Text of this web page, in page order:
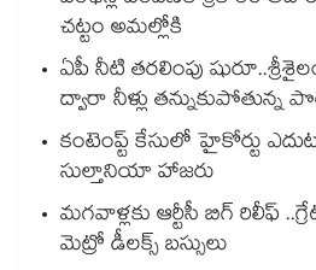
చట్టం అమల్లోకి
ఏపీ నీటి తరలింపు
ద్వారా నీళ్లు తన్నుకుపోతున్న
కంటెంప్ట్ కేసులో హైకోర్టు
సుల్తానియా హాజరు
మగవాళ్లకు ఆర్టీసీ బిగ్ రిలీఫ్
మెట్రో డీలక్స్ బస్సులు